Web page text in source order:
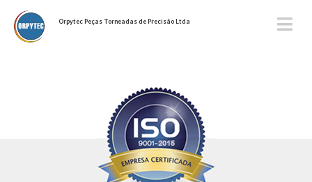
Orpytec Peças Torneadas de Precisão Ltda